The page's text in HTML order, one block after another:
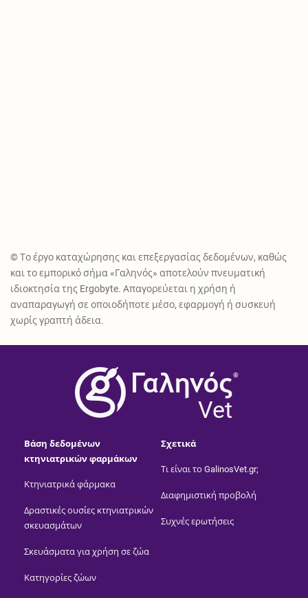
© Το έργο καταχώρησης και επεξεργασίας δεδομένων, καθώς
και το εμπορικό σήμα «Γαληνός» αποτελούν πνευματική
ιδιοκτησία της Ergobyte. Απαγορεύεται η χρήση ή
αναπαραγωγή σε οποιοδήποτε μέσο, εφαρμογή ή συσκευή
χωρίς γραπτή άδεια.
®
Vet
Βάση δεδομένων
κτηνιατρικών φαρμάκων
Κτηνιατρικά φάρμακα
Δραστικές ουσίες κτηνιατρικών
σκευασμάτων
Σκευάσματα για χρήση σε ζώα
Κατηγορίες ζώων
Σχετικά
Τι είναι το GalinosVet.gr;
Διαφημιστική προβολή
Συχνές ερωτήσεις